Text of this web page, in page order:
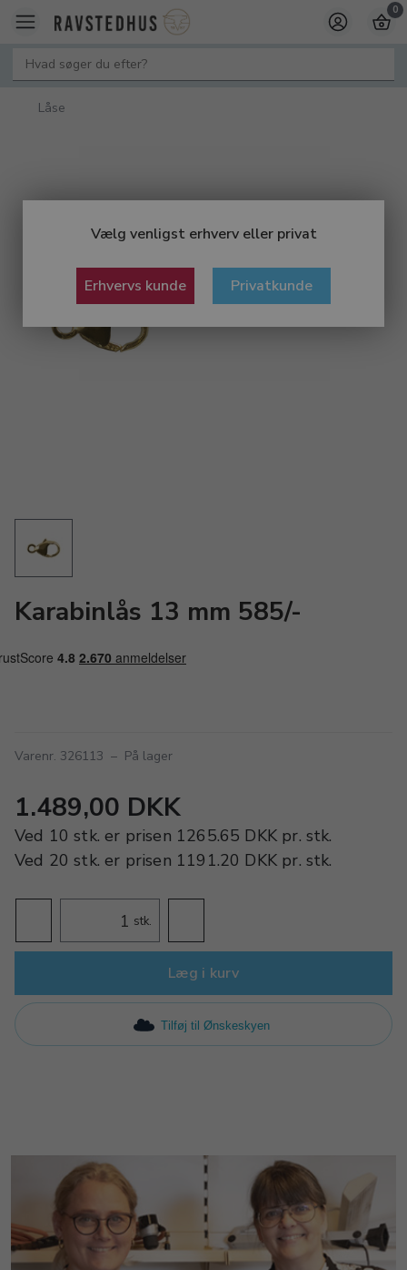
Vælg venligst erhverv eller privat
Erhvervs kunde Privatkunde
0
Låse
Karabinlås 13 mm 585/-
Varenr. 326113 – På lager
1.489,00 DKK
Ved 10 stk. er prisen 1265.65 DKKpr. stk.
Ved 20 stk. er prisen 1191.20 DKKpr. stk.
stk.
Læg i kurv
Tilføj til Ønskeskyen